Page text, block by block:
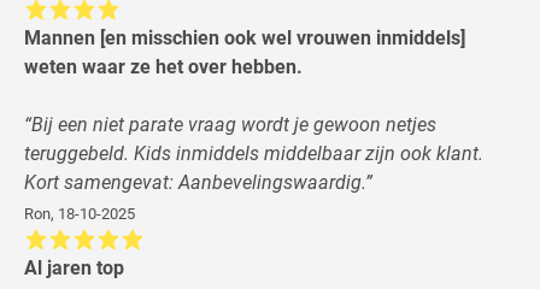
Mannen [en misschien ook wel vrouwen inmiddels]
weten waar ze het over hebben.
“Bij een niet parate vraag wordt je gewoon netjes
teruggebeld. Kids inmiddels middelbaar zijn ook klant.
Kort samengevat: Aanbevelingswaardig.”
Ron, 18-10-2025
Al jaren top